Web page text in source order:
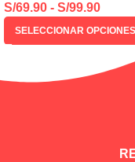
S/69.90 - S/99.90
SELECCIONAR OPCIONES